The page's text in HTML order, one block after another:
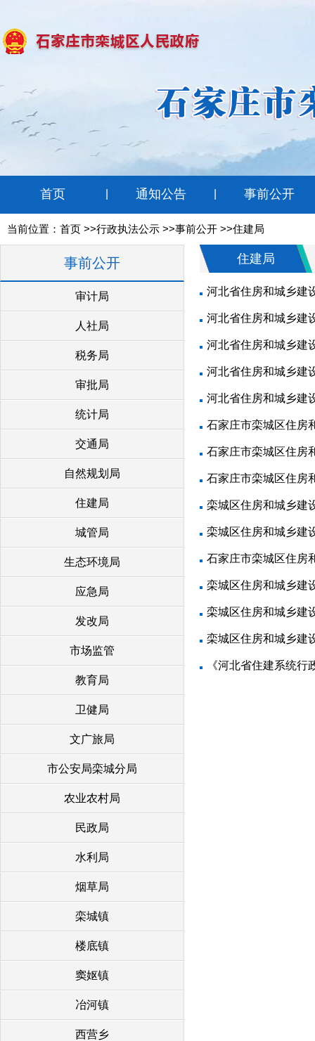
首页 通知公告 事前公开
当前位置： 首页 >>行政执法公示 >>事前公开 >>住建局
事前公开
审计局
人社局
税务局
审批局
统计局
交通局
自然规划局
住建局
城管局
生态环境局
应急局
发改局
市场监管
教育局
卫健局
文广旅局
市公安局栾城分局
农业农村局
民政局
水利局
烟草局
栾城镇
楼底镇
窦妪镇
冶河镇
西营乡
住建局
河北省住房和城乡建
河北省住房和城乡建
河北省住房和城乡建
河北省住房和城乡建
河北省住房和城乡建
石家庄市栾城区住房
石家庄市栾城区住房
石家庄市栾城区住房
栾城区住房和城乡建
栾城区住房和城乡建
石家庄市栾城区住房
栾城区住房和城乡建
栾城区住房和城乡建
栾城区住房和城乡建
《河北省住建系统行